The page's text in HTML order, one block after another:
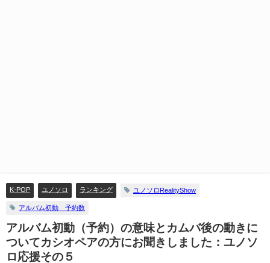
K-POP ユノソロ ランキング ユノソロRealityShow
アルバム初動 予約数
アルバム初動（予約）の意味とカムバ後の動きに
ついてカシオペアの方にお聞きしました：ユノソ
ロ応援その５